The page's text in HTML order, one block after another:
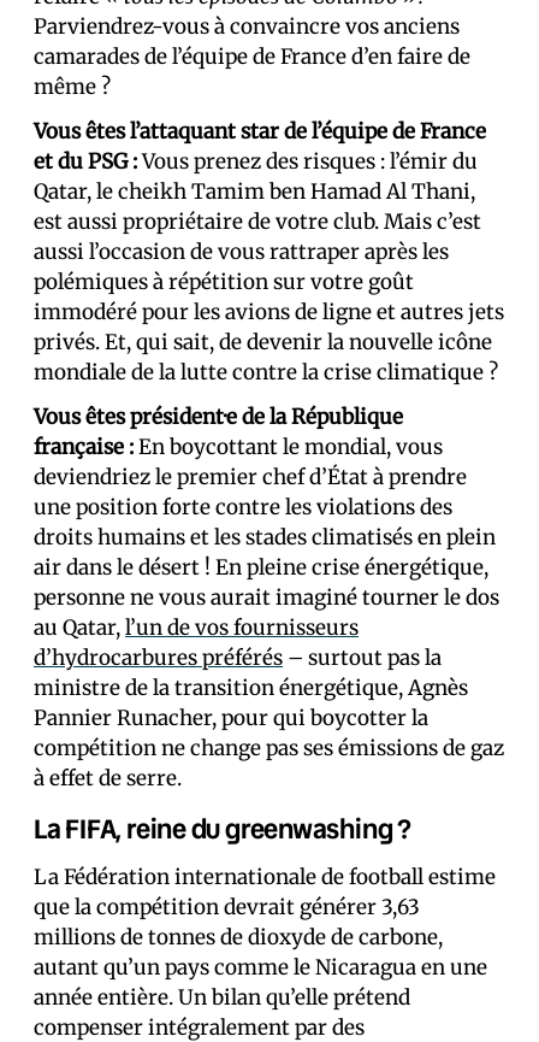
Parviendrez-vous à convaincre vos anciens
camarades de l’équipe de France d’en faire de
même ?
Vous êtes l’attaquant star de l’équipe de France
et du PSG :Vous prenez des risques : l’émir du
Qatar, le cheikh Tamim ben Hamad Al Thani,
est aussi propriétaire de votre club. Mais c’est
aussi l’occasion de vous rattraper après les
polémiques à répétition sur votre goût
immodéré pour les avions de ligne et autres jets
privés. Et, qui sait, de devenir la nouvelle icône
mondiale de la lutte contre la crise climatique ?
Vous êtes président·e de la République
française :En boycottant le mondial, vous
deviendriez le premier chef d’État à prendre
une position forte contre les violations des
droits humains et les stades climatisés en plein
air dans le désert ! En pleine crise énergétique,
personne ne vous aurait imaginé tourner le dos
au Qatar,l’un de vos fournisseurs
d’hydrocarbures préférés – surtout pas la
ministre de la transition énergétique, Agnès
Pannier Runacher, pour qui boycotter la
compétition ne change pas ses émissions de gaz
à effet de serre.
La FIFA, reine du greenwashing ?
La Fédération internationale de football estime
que la compétition devrait générer 3,63
millions de tonnes de dioxyde de carbone,
autant qu’un pays comme le Nicaragua en une
année entière. Un bilan qu’elle prétend
compenser intégralement par des